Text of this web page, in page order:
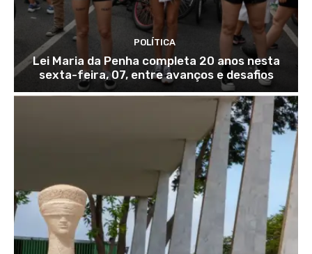
POLÍTICA
Lei Maria da Penha completa 20 anos nesta
sexta-feira, 07, entre avanços e desafios